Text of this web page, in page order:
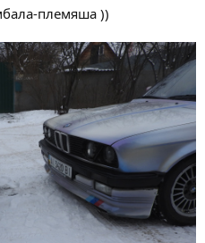
племяша ))